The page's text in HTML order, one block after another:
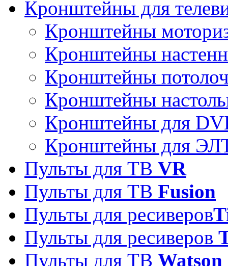
Кронштейны для
Кронштейны
Кронштейны
Кронштейны
Кронштейны
Кронштейны для
Кронштейны для
Пульты для ТВ VR
Пульты для ТВ Fusion
Пульты для ресиверов
Пульты для ресиверов
Пульты для ТВ Watson